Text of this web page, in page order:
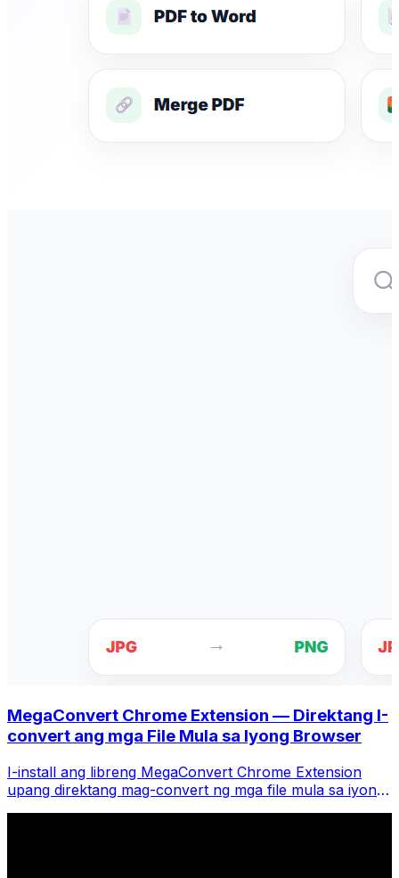
MegaConvert Chrome Extension — Direktang I-
convert ang mga File Mula sa Iyong Browser
I-install ang libreng MegaConvert Chrome Extension
upang direktang mag-convert ng mga file mula sa iyong